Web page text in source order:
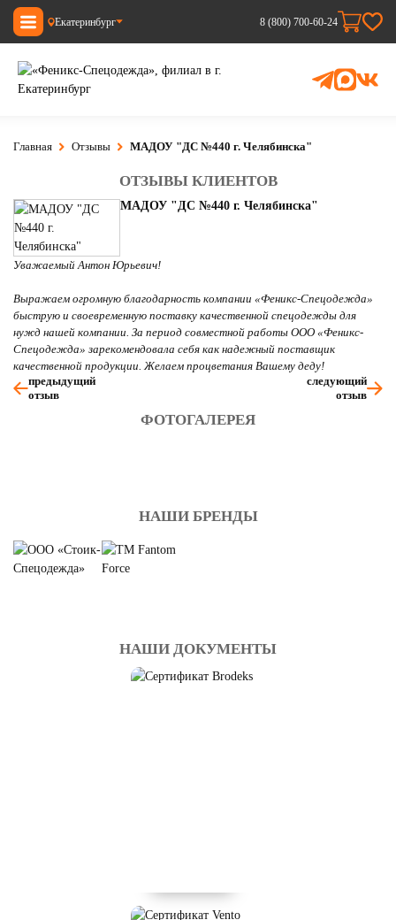
Екатеринбург 8 (800) 700-60-24
Главная Отзывы МАДОУ "ДС №440 г. Челябинска"
ОТЗЫВЫ КЛИЕНТОВ
МАДОУ "ДС №440 г. Челябинска"
Уважаемый Антон Юрьевич!
Выражаем огромную благодарность компании «Феникс-Спецодежда»
быструю и своевременную поставку качественной спецодежды для
нужд нашей компании. За период совместной работы ООО «Феникс-
Спецодежда» зарекомендовала себя как надежный поставщик
качественной продукции. Желаем процветания Вашему деду!
предыдущий
отзыв
следующий
отзыв
ФОТОГАЛЕРЕЯ
НАШИ БРЕНДЫ
НАШИ ДОКУМЕНТЫ